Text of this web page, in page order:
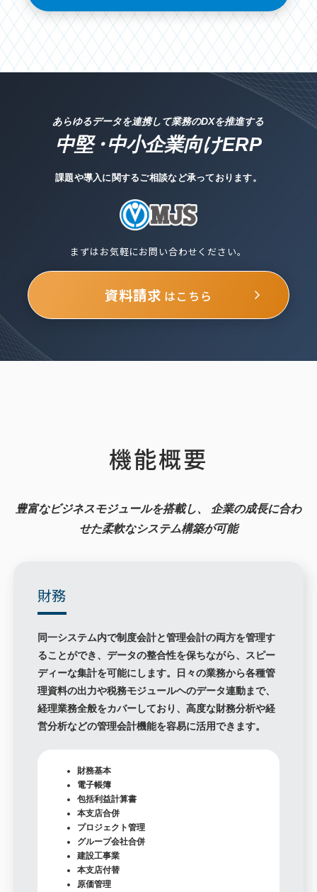
あらゆるデータを連携して業務のDXを推進する
中堅・中小企業向けERP
課題や導入に関するご相談など承っております。
まずはお気軽にお問い合わせください。
資料請求 はこちら
機能概要
豊富なビジネスモジュールを搭載し、
企業の成長に合わ
せた柔軟なシステム構築が可能
財務
同一システム内で制度会計と管理会計の両方を管理す
ることができ、データの整合性を保ちながら、スピー
ディーな集計を可能にします。日々の業務から各種管
理資料の出力や税務モジュールヘのデータ連動まで、
経理業務全般をカバーしており、高度な財務分析や経
営分析などの管理会計機能を容易に活用できます。
財務基本
電子帳簿
包括利益計算書
本支店合併
プロジェクト管理
グループ会社合併
建設工事業
本支店付替
原価管理